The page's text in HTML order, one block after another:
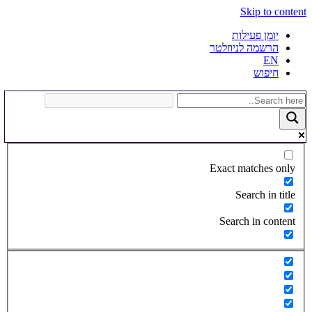
Skip to content
יומן פעילות
הרשמה לניוזלטר
EN
חיפוש
Exact matches only
Search in title
Search in content